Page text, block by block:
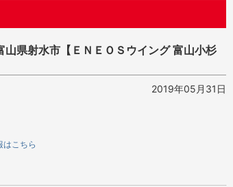
県射水市【ＥＮＥＯＳウイング 富山小杉
2019年05月31日
はこちら